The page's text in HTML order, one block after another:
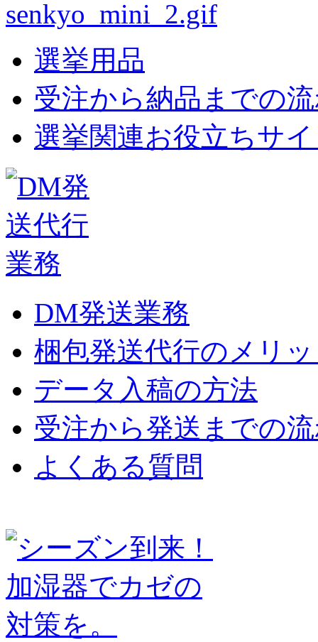
選挙用品
受注から納品までの
選挙関連お役立ちサ
DM発送業務
梱包発送代行のメリ
データ入稿の方法
受注から発送までの
よくある質問